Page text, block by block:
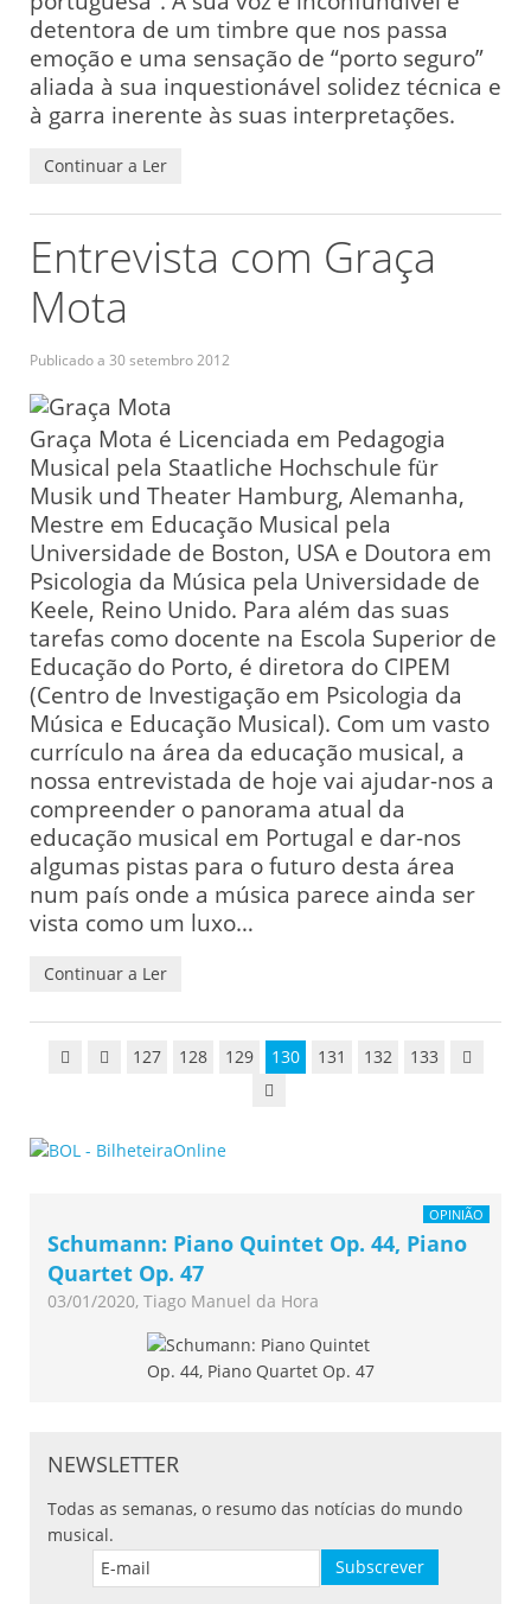
detentora de um timbre que nos passa
emoção e uma sensação de “porto seguro”
aliada à sua inquestionável solidez técnica e
à garra inerente às suas interpretações.
Continuar a Ler
Entrevista com Graça
Mota
Publicado a 30 setembro 2012
Graça Mota é Licenciada em Pedagogia
Musical pela Staatliche Hochschule für
Musik und Theater Hamburg, Alemanha,
Mestre em Educação Musical pela
Universidade de Boston, USA e Doutora em
Psicologia da Música pela Universidade de
Keele, Reino Unido. Para além das suas
tarefas como docente na Escola Superior de
Educação do Porto, é diretora do CIPEM
(Centro de Investigação em Psicologia da
Música e Educação Musical). Com um vasto
currículo na área da educação musical, a
nossa entrevistada de hoje vai ajudar-nos a
compreender o panorama atual da
educação musical em Portugal e dar-nos
algumas pistas para o futuro desta área
num país onde a música parece ainda ser
vista como um luxo…
Continuar a Ler
127 128 129 130 131 132 133
OPINIÃO
Schumann: Piano Quintet Op. 44, Piano
Quartet Op. 47
03/01/2020, Tiago Manuel da Hora
NEWSLETTER
Todas as semanas, o resumo das notícias do mundo
musical.